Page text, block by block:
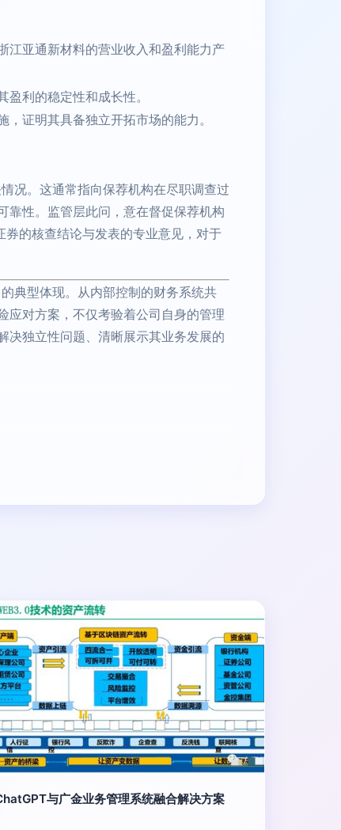
江亚通新材料的营业收入和盈利能力产
利的稳定性和成长性。
证明其具备独立开拓市场的能力。
况。这通常指向保荐机构在尽职调查过
靠性。监管层此问，意在督促保荐机构
的核查结论与发表的专业意见，对于
典型体现。从内部控制的财务系统共
应对方案，不仅考验着公司自身的管理
决独立性问题、清晰展示其业务发展的
与广金业务管理系统融合解决方案